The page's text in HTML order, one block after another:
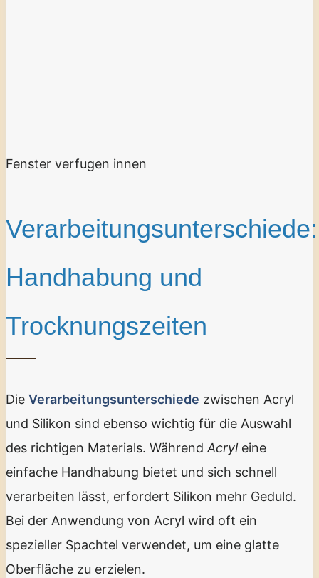
Fenster verfugen innen
Verarbeitungsunterschiede:
Handhabung und
Trocknungszeiten
Die Verarbeitungsunterschiede zwischen Acryl
und Silikon sind ebenso wichtig für die Auswahl
des richtigen Materials. WährendAcryleine
einfache Handhabung bietet und sich schnell
verarbeiten lässt, erfordert Silikon mehr Geduld.
Bei der Anwendung von Acryl wird oft ein
spezieller Spachtel verwendet, um eine glatte
Oberfläche zu erzielen.